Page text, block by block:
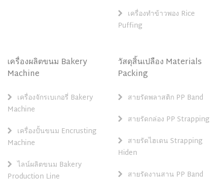
เครื่องทำข้าวพอง Rice
Puffing
เครื่องผลิตขนม Bakery
Machine
เครื่องจักรเบเกอรี่ Bakery
Machine
เครื่องปั้นขนม Encrusting
Machine
ไลน์ผลิตขนม Bakery
Production Line
วัสดุสิ้นเปลือง Materials
Packing
สายรัดพลาสติก PP Band
สายรัดกล่อง PP Strapping
สายรัดไฮเดน Strapping
Hiden
สายรัดงานสาน PP Band